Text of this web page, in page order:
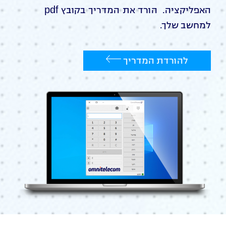
האפליקציה. הורד את המדריך בקובץ pdf
למחשב שלך.
להורדת המדריך